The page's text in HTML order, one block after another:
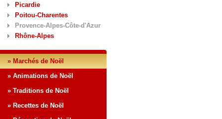
Picardie
Poitou-Charentes
Provence-Alpes-Côte-d'Azur
Rhône-Alpes
» Marchés de Noël
» Animations de Noël
» Traditions de Noël
» Recettes de Noël